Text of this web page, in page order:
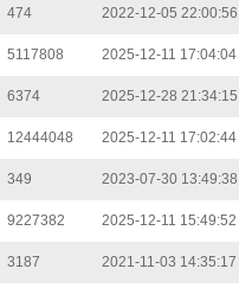
474 2022-12-05 22:00:56
5117808 2025-12-11 17:04:04
6374 2025-12-28 21:34:15
12444048 2025-12-11 17:02:44
349 2023-07-30 13:49:38
9227382 2025-12-11 15:49:52
3187 2021-11-03 14:35:17